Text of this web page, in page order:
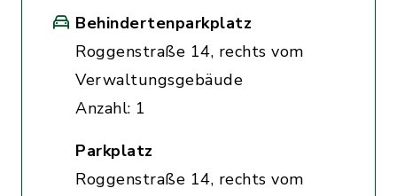
Behindertenparkplatz
Roggenstraße 14, rechts vom
Verwaltungsgebäude
Anzahl: 1
Parkplatz
Roggenstraße 14, rechts vom